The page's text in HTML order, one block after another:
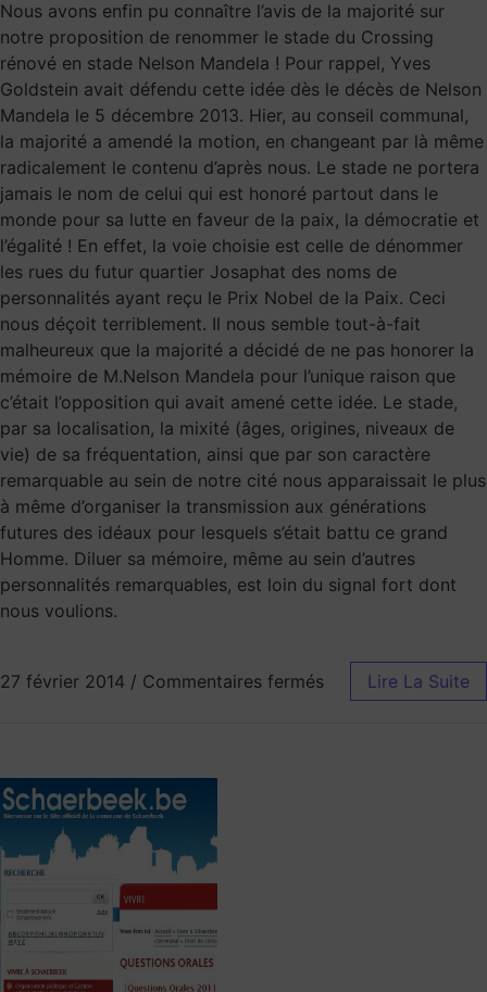
Nous avons enfin pu connaître l’avis de la majorité sur
notre proposition de renommer le stade du Crossing
rénové en stade Nelson Mandela ! Pour rappel, Yves
Goldstein avait défendu cette idée dès le décès de Nelson
Mandela le 5 décembre 2013. Hier, au conseil communal,
la majorité a amendé la motion, en changeant par là même
radicalement le contenu d’après nous. Le stade ne portera
jamais le nom de celui qui est honoré partout dans le
monde pour sa lutte en faveur de la paix, la démocratie et
l’égalité ! En effet, la voie choisie est celle de dénommer
les rues du futur quartier Josaphat des noms de
personnalités ayant reçu le Prix Nobel de la Paix. Ceci
nous déçoit terriblement. Il nous semble tout-à-fait
malheureux que la majorité a décidé de ne pas honorer la
mémoire de M.Nelson Mandela pour l’unique raison que
c’était l’opposition qui avait amené cette idée. Le stade,
par sa localisation, la mixité (âges, origines, niveaux de
vie) de sa fréquentation, ainsi que par son caractère
remarquable au sein de notre cité nous apparaissait le plus
à même d’organiser la transmission aux générations
futures des idéaux pour lesquels s’était battu ce grand
Homme. Diluer sa mémoire, même au sein d’autres
personnalités remarquables, est loin du signal fort dont
nous voulions.
27 février 2014 / Commentaires fermés Lire La Suite